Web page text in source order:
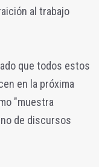
al trabajo
que todos estos
en la próxima
"muestra
de discursos